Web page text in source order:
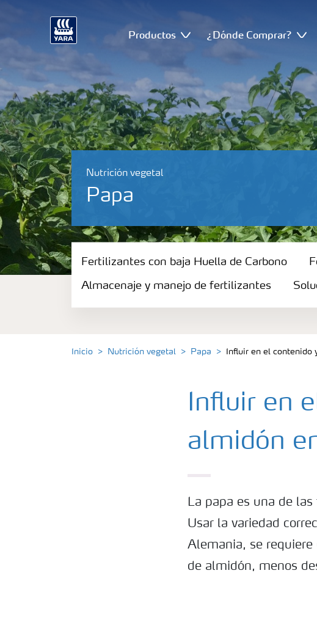
Productos ¿Dónde Comprar?
Nutrición vegetal
Papa
Fertilizantes con baja Huella de Carbono
Fertilizantes
Deficiencia de nutrientes en cultivos
Fertilizantes con baja Huella de Carbono
Almacenaje y manejo de fertilizantes
Inicio Nutrición vegetal Papa Influir en el contenido
Influir en
almidón
La papa es una de
Usar la variedad
Alemania, se
de almidón, menos